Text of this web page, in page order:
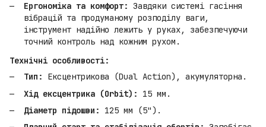
Ергономіка та комфорт: Завдяки системі гасіння
вібрацій та продуманому розподілу ваги,
інструмент надійно лежить у руках, забезпечуючи
точний контроль над кожним рухом.
Технічні особливості:
Тип:
Ексцентрикова (Dual Action), акумуляторна.
Хід ексцентрика (Orbit):
15 мм.
Діаметр підошви:
125 мм (5").